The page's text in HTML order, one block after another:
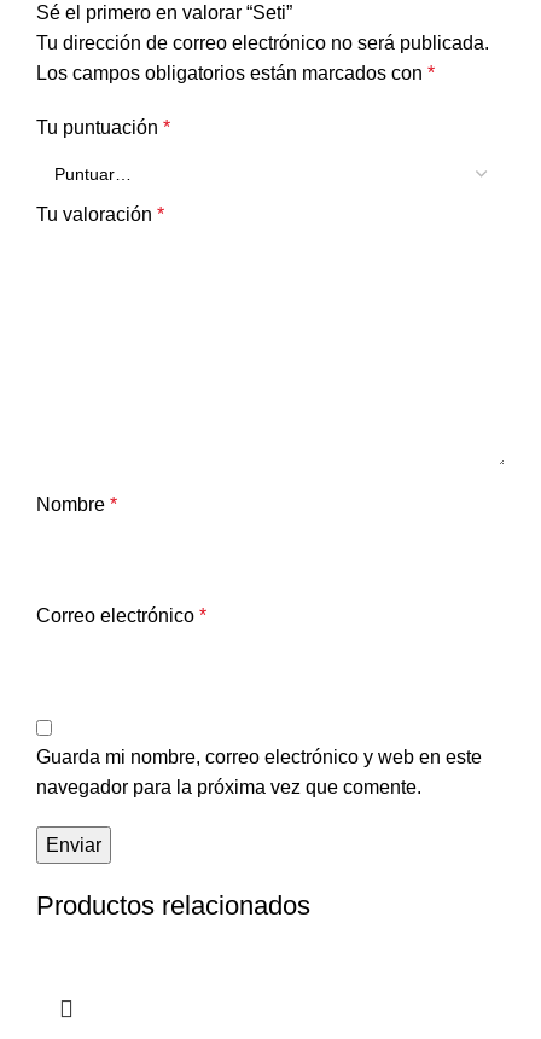
Sé el primero en valorar “Seti”
Tu dirección de correo electrónico no será publicada.
Los campos obligatorios están marcados con *
Tu puntuación *
Tu valoración *
Nombre *
Correo electrónico *
Guarda mi nombre, correo electrónico y web en este
navegador para la próxima vez que comente.
Productos relacionados